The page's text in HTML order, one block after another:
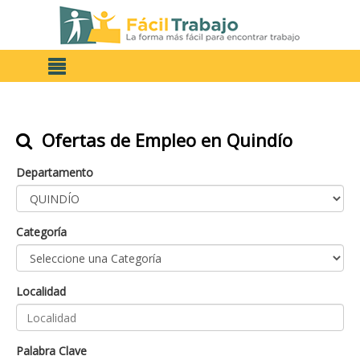
Ofertas de Empleo en Quindío
Departamento
Categoría
Localidad
Palabra Clave